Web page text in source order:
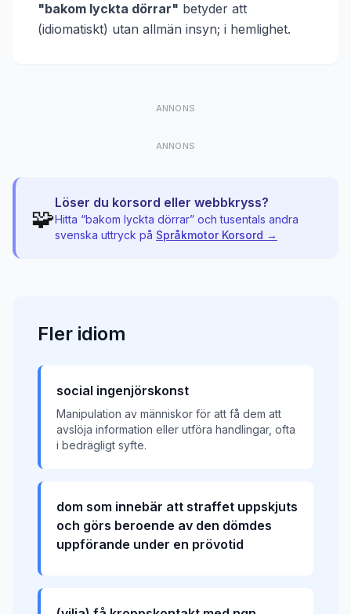
"bakom lyckta dörrar" betyder att
(idiomatiskt) utan allmän insyn; i hemlighet.
ANNONS
ANNONS
🧩
Löser du korsord eller webbkryss?
Hitta “bakom lyckta dörrar” och tusentals andra
svenska uttryck på Språkmotor Korsord →
Fler idiom
social ingenjörskonst
Manipulation av människor för att få dem att
avslöja information eller utföra handlingar, ofta
i bedrägligt syfte.
dom som innebär att straffet uppskjuts
och görs beroende av den dömdes
uppförande under en prövotid